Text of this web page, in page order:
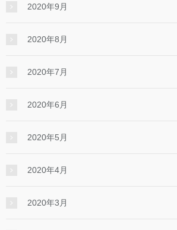
2020年9月
2020年8月
2020年7月
2020年6月
2020年5月
2020年4月
2020年3月